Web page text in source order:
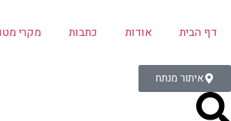
דף הבית אודות כתבות מקרי
איתור מנתח